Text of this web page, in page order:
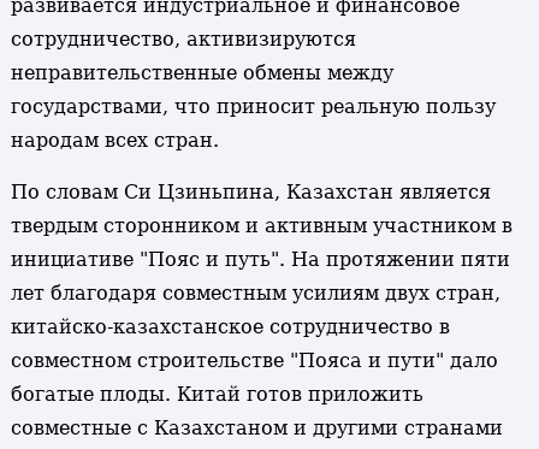
развивается индустриальное и финансовое
сотрудничество, активизируются
неправительственные обмены между
государствами, что приносит реальную пользу
народам всех стран.
По словам Си Цзиньпина, Казахстан является
твердым сторонником и активным участником в
инициативе "Пояс и путь". На протяжении пяти
лет благодаря совместным усилиям двух стран,
китайско-казахстанское сотрудничество в
совместном строительстве "Пояса и пути" дало
богатые плоды. Китай готов приложить
совместные с Казахстаном и другими странами